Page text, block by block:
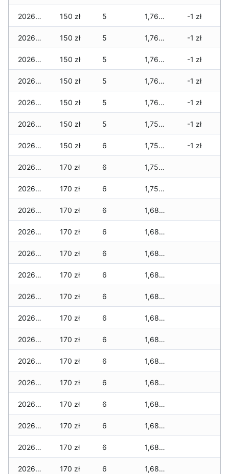
2026-04-12 150 zł 5 1,760 zł -1 zł
2026-04-11 150 zł 5 1,760 zł -1 zł
2026-04-10 150 zł 5 1,760 zł -1 zł
2026-04-09 150 zł 5 1,760 zł -1 zł
2026-04-08 150 zł 5 1,760 zł -1 zł
2026-04-07 150 zł 5 1,750 zł -1 zł
2026-04-06 150 zł 6 1,750 zł -1 zł
2026-04-05 170 zł 6 1,750 zł
2026-04-04 170 zł 6 1,750 zł
2026-04-03 170 zł 6 1,680 zł
2026-04-02 170 zł 6 1,680 zł
2026-04-01 170 zł 6 1,680 zł
2026-03-31 170 zł 6 1,680 zł
2026-03-30 170 zł 6 1,680 zł
2026-03-29 170 zł 6 1,680 zł
2026-03-28 170 zł 6 1,680 zł
2026-03-27 170 zł 6 1,680 zł
2026-03-26 170 zł 6 1,680 zł
2026-03-25 170 zł 6 1,680 zł
2026-03-24 170 zł 6 1,680 zł
2026-03-23 170 zł 6 1,680 zł
2026-03-22 170 zł 6 1,680 zł